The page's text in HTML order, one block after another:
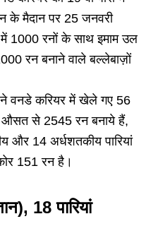
के मैदान पर 25 जनवरी
में 1000 रनों के साथ इमाम उल
रन बनाने वाले बल्लेबाज़ों
वनडे करियर में खेले गए 56
औसत से 2545 रन बनाये हैं,
और 14 अर्धशतकीय पारियां
151 रन है।
18 पारियां